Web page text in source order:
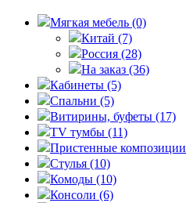
Мягкая мебель (0)
Китай (7)
Россия (28)
На заказ (36)
Кабинеты (5)
Спальни (5)
Витирины, буфеты (17)
TV тумбы (11)
Пристенные композиции
Стулья (10)
Комоды (10)
Консоли (6)